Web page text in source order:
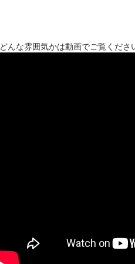
どんな雰囲気かは動画でご覧くださ